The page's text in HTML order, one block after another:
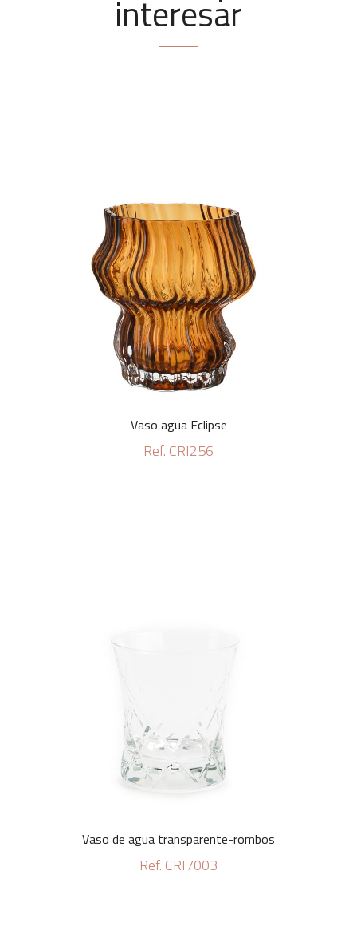
interesar
Vaso agua Eclipse
Ref. CRI256
Vaso de agua transparente-rombos
Ref. CRI7003